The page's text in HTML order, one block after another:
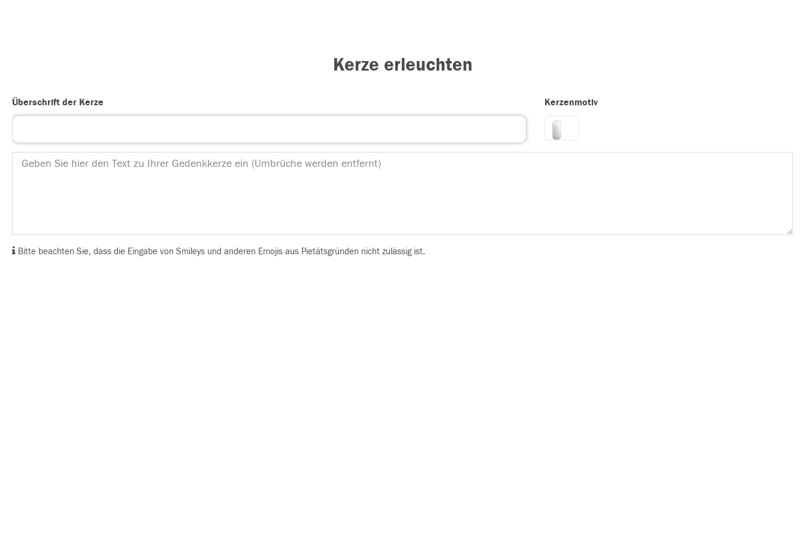
Kerze erleuchten
Überschrift der Kerze Kerzenmotiv
Bitte beachten Sie, dass die Eingabe von Smileys und anderen Emojis aus Pietätsgründen nicht zulässig ist.